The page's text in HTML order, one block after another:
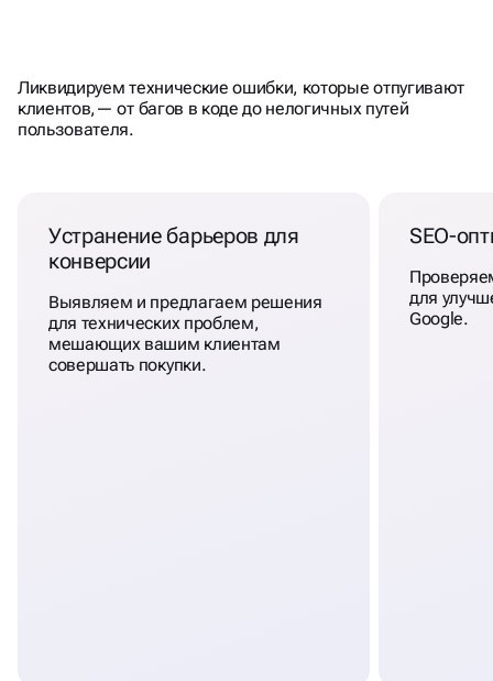
РАБОТАЮЩИЙ САЙТ
Ликвидируем технические ошибки, которые отпугивают
клиентов,— от багов в коде до нелогичных путей
пользователя.
Устранение барьеров для
конверсии
Выявляем и предлагаем решения
для технических проблем,
мешающих вашим клиентам
совершать покупки.
SEO-
для
Google.